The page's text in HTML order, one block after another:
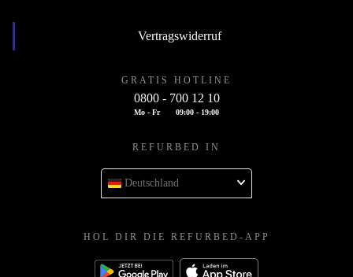
Vertragswiderruf
GRATIS HOTLINE
0800 - 700 12 10
Mo - Fr 09:00 - 19:00
REFURBED IN
Deutschland
HOL DIR DIE REFURBED-APP